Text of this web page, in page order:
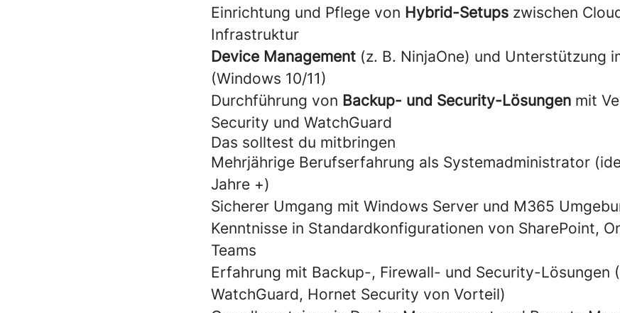
Einrichtung und Pflege von Hybrid-Setups zwischen
Infrastruktur
Device Management (z. B. NinjaOne) und Unterstützung
(Windows 10/11)
Durchführung von Backup- und Security-Lösungen mit
Security und WatchGuard
Das solltest du mitbringen
Mehrjährige Berufserfahrung als Systemadministrator
Jahre +)
Sicherer Umgang mit Windows Server und M365
Kenntnisse in Standardkonfigurationen von SharePoint,
Teams
Erfahrung mit Backup-, Firewall- und Security-Lösungen
WatchGuard, Hornet Security von Vorteil)